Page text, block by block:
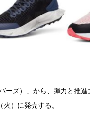
ーズ）」から、弾力と推
）に発売する。